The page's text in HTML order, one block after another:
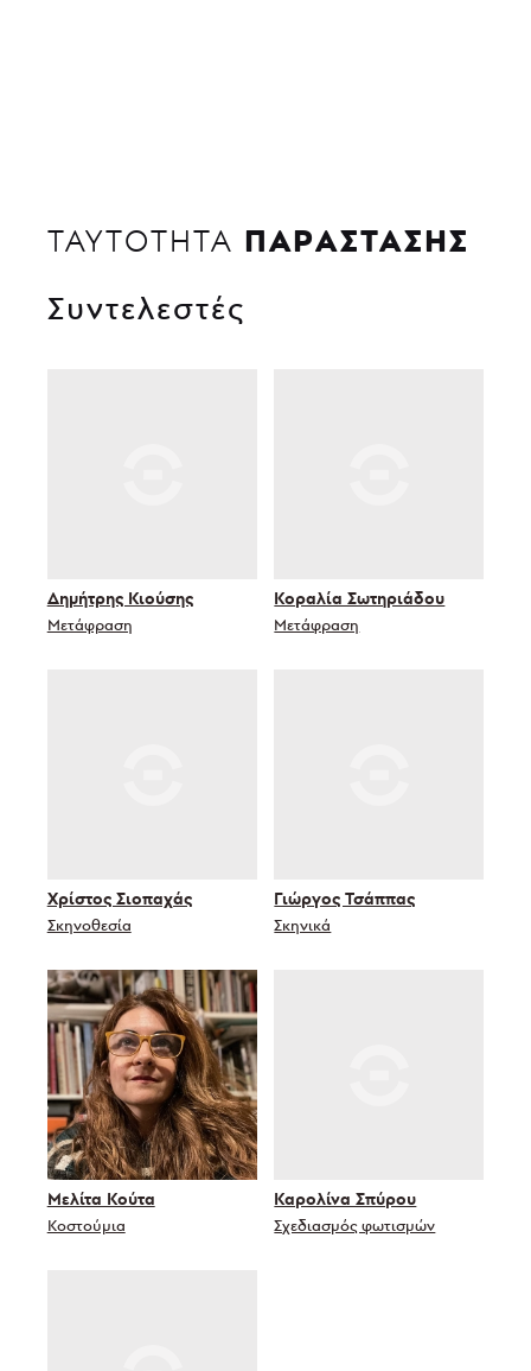
ΤΑΥΤΟΤΗΤΑ ΠΑΡΑΣΤΑΣΗΣ
Συντελεστές
Δημήτρης Κιούσης
Μετάφραση
Κοραλία Σωτηριάδου
Μετάφραση
Χρίστος Σιοπαχάς
Σκηνοθεσία
Γιώργος Τσάππας
Σκηνικά
Μελίτα Κούτα
Κοστούμια
Καρολίνα Σπύρου
Σχεδιασμός φωτισμών